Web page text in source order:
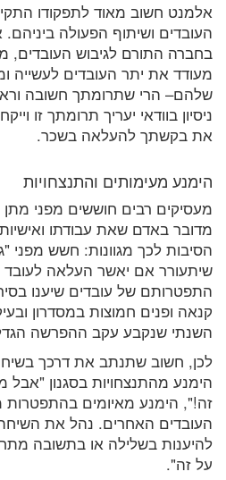
אלמנט חשוב מאוד לתפקודו
העובדים ושיתוף הפעולה
בחברה התורם לגיבוש העובדים,
מעודד את יתר העובדים לעשייה
שלהם– הרי שתרומתך חשובה
ניסיון בוודאי יעריך תרומתך זו
את בקשתך להעלאה בשכר.
הימנע מעימותים והתנצחויות
מעסיקים רבים חוששים מפני
מדובר באדם שאת עבודתו
הסיבות לכך מגוונות: חשש
שיתעורר אם יאשר העלאה
התפטרותם של עובדים שיענו
קנאה ופנים חמוצות במסדרון
השנתי שנקבע עקב ההפרשה
לכן, חשוב שתנתב את דרכך
הימנע מהתנצחויות בסגנון "אבל
זה!", הימנע מאיומים בהתפטרות
העובדים האחרים. נהל את השיחה
להיענות בשלילה או בתשובה
על זה".